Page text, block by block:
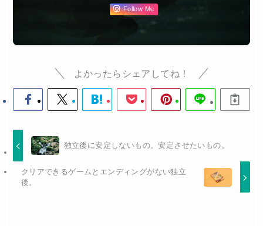
Follow Me
よかったらシェアしてね！
独立後に安定しないもの。安定させたいもの。
クリアできるゲームとエンディングがない独立
後。